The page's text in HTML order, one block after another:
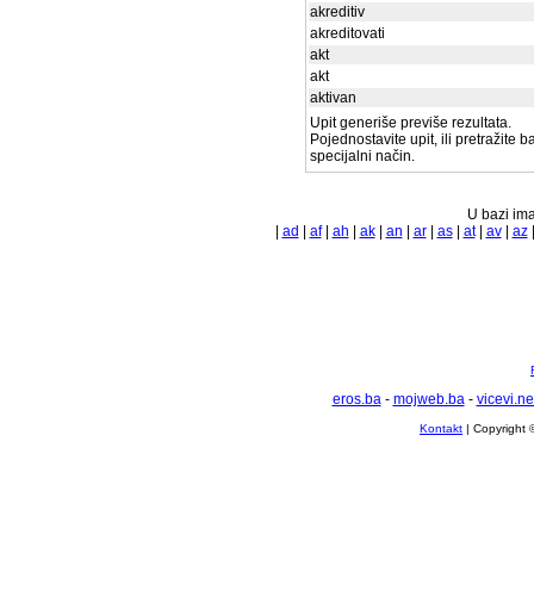
akreditiv
akreditovati
akt
akt
aktivan
Upit generiše previše rezultata.
Pojednostavite upit, ili pretražite
specijalni način.
U bazi
ad af| ah ak| an ar| as| at| av| az
eros.ba- mojweb.ba-
Kontakt | Copyright